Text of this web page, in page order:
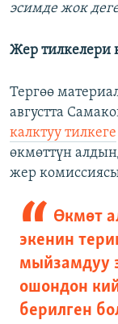
эсимде жок
Жер тилкелери
Тергөө
августта
калктуу тилкеге
өкмөттүн
жер
Өкмөт
экенин
мыйзамдуу
ошондон
берилген